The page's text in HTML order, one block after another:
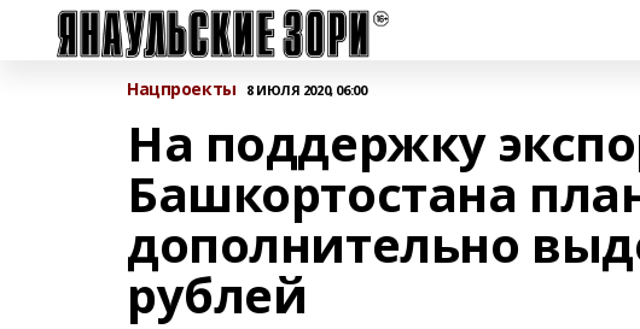
Нацпроекты 8 ИЮЛЯ 2020, 06:00
На поддержку
Башкортостана
дополнительно
рублей